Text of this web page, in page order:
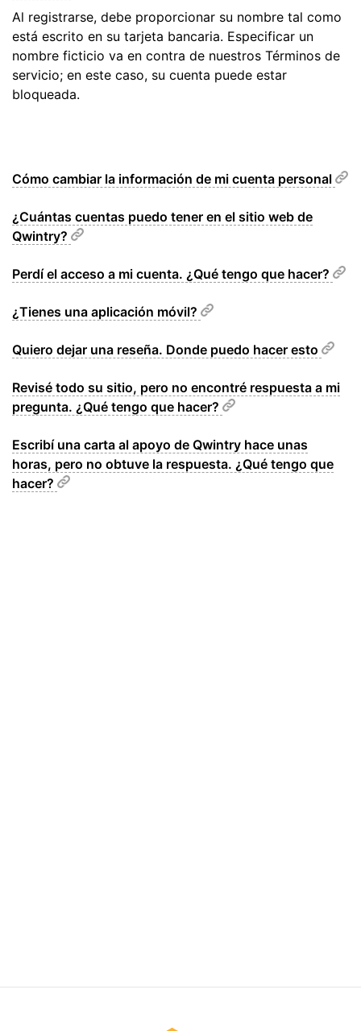
Al registrarse, debe proporcionar su nombre tal como
está escrito en su tarjeta bancaria. Especificar un
nombre ficticio va en contra de nuestros Términos de
servicio; en este caso, su cuenta puede estar
bloqueada.
Cómo cambiar la información de mi cuenta personal
¿Cuántas cuentas puedo tener en el sitio web de
Qwintry?
Perdí el acceso a mi cuenta. ¿Qué tengo que hacer?
¿Tienes una aplicación móvil?
Quiero dejar una reseña. Donde puedo hacer esto
Revisé todo su sitio, pero no encontré respuesta a mi
pregunta. ¿Qué tengo que hacer?
Escribí una carta al apoyo de Qwintry hace unas
horas, pero no obtuve la respuesta. ¿Qué tengo que
hacer?